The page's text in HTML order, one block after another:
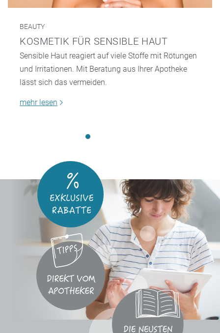
BEAUTY
KOSMETIK FÜR SENSIBLE HAUT
Sensible Haut reagiert auf viele Stoffe mit Rötungen
und Irritationen. Mit Beratung aus Ihrer Apotheke
lässt sich das vermeiden.
mehr lesen